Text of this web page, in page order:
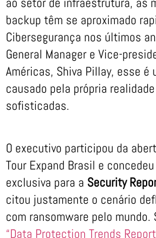
backup têm se aproximado
Cibersegurança nos últimos
General Manager e Vice-
Américas, Shiva Pillay, esse é
causado pela própria
sofisticadas.
O executivo participou da
Tour Expand Brasil e
exclusiva para a Security
citou justamente o cenário
com ransomware pelo mundo.
“Data Protection Trends